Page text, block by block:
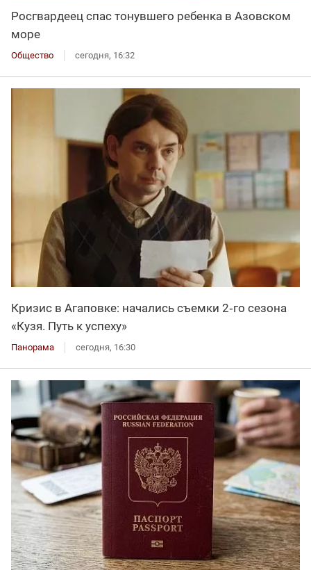
Росгвардеец спас тонувшего ребенка в Азовском
море
Общество сегодня, 16:32
Кризис в Агаповке: начались съемки 2‑го сезона
«Кузя. Путь к успеху»
Панорама сегодня, 16:30